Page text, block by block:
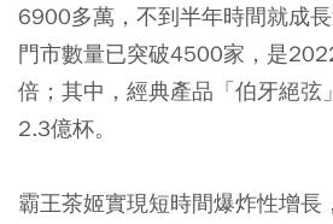
6900多萬，不到半年時間就成
門市數量已突破4500家，是
倍；其中，經典產品「伯牙絕弦
2.3億杯。
霸王茶姬實現短時間爆炸性增長